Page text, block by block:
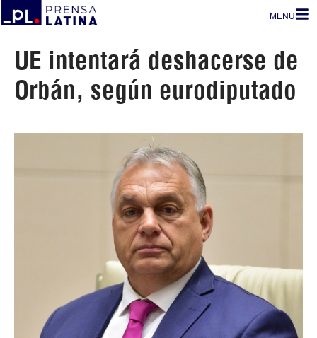
MENU
UE intentará deshacerse de
Orbán, según eurodiputado